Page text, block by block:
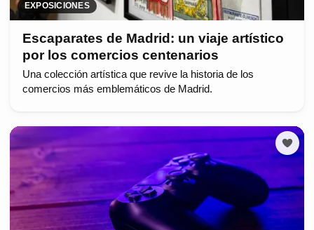
EXPOSICIONES
Escaparates de Madrid: un viaje artístico
por los comercios centenarios
Una colección artística que revive la historia de los
comercios más emblemáticos de Madrid.